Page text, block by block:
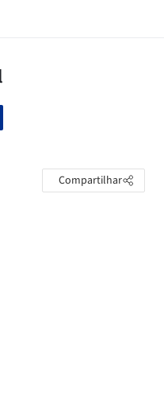
Compartilhar